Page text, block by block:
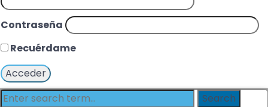
Contraseña
Recuérdame